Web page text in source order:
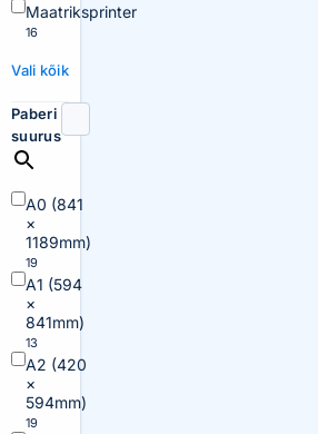
Maatriksprinter
16
Vali kõik
Paberi
suurus
A0 (841
×
1189mm)
19
A1 (594
×
841mm)
13
A2 (420
×
594mm)
19